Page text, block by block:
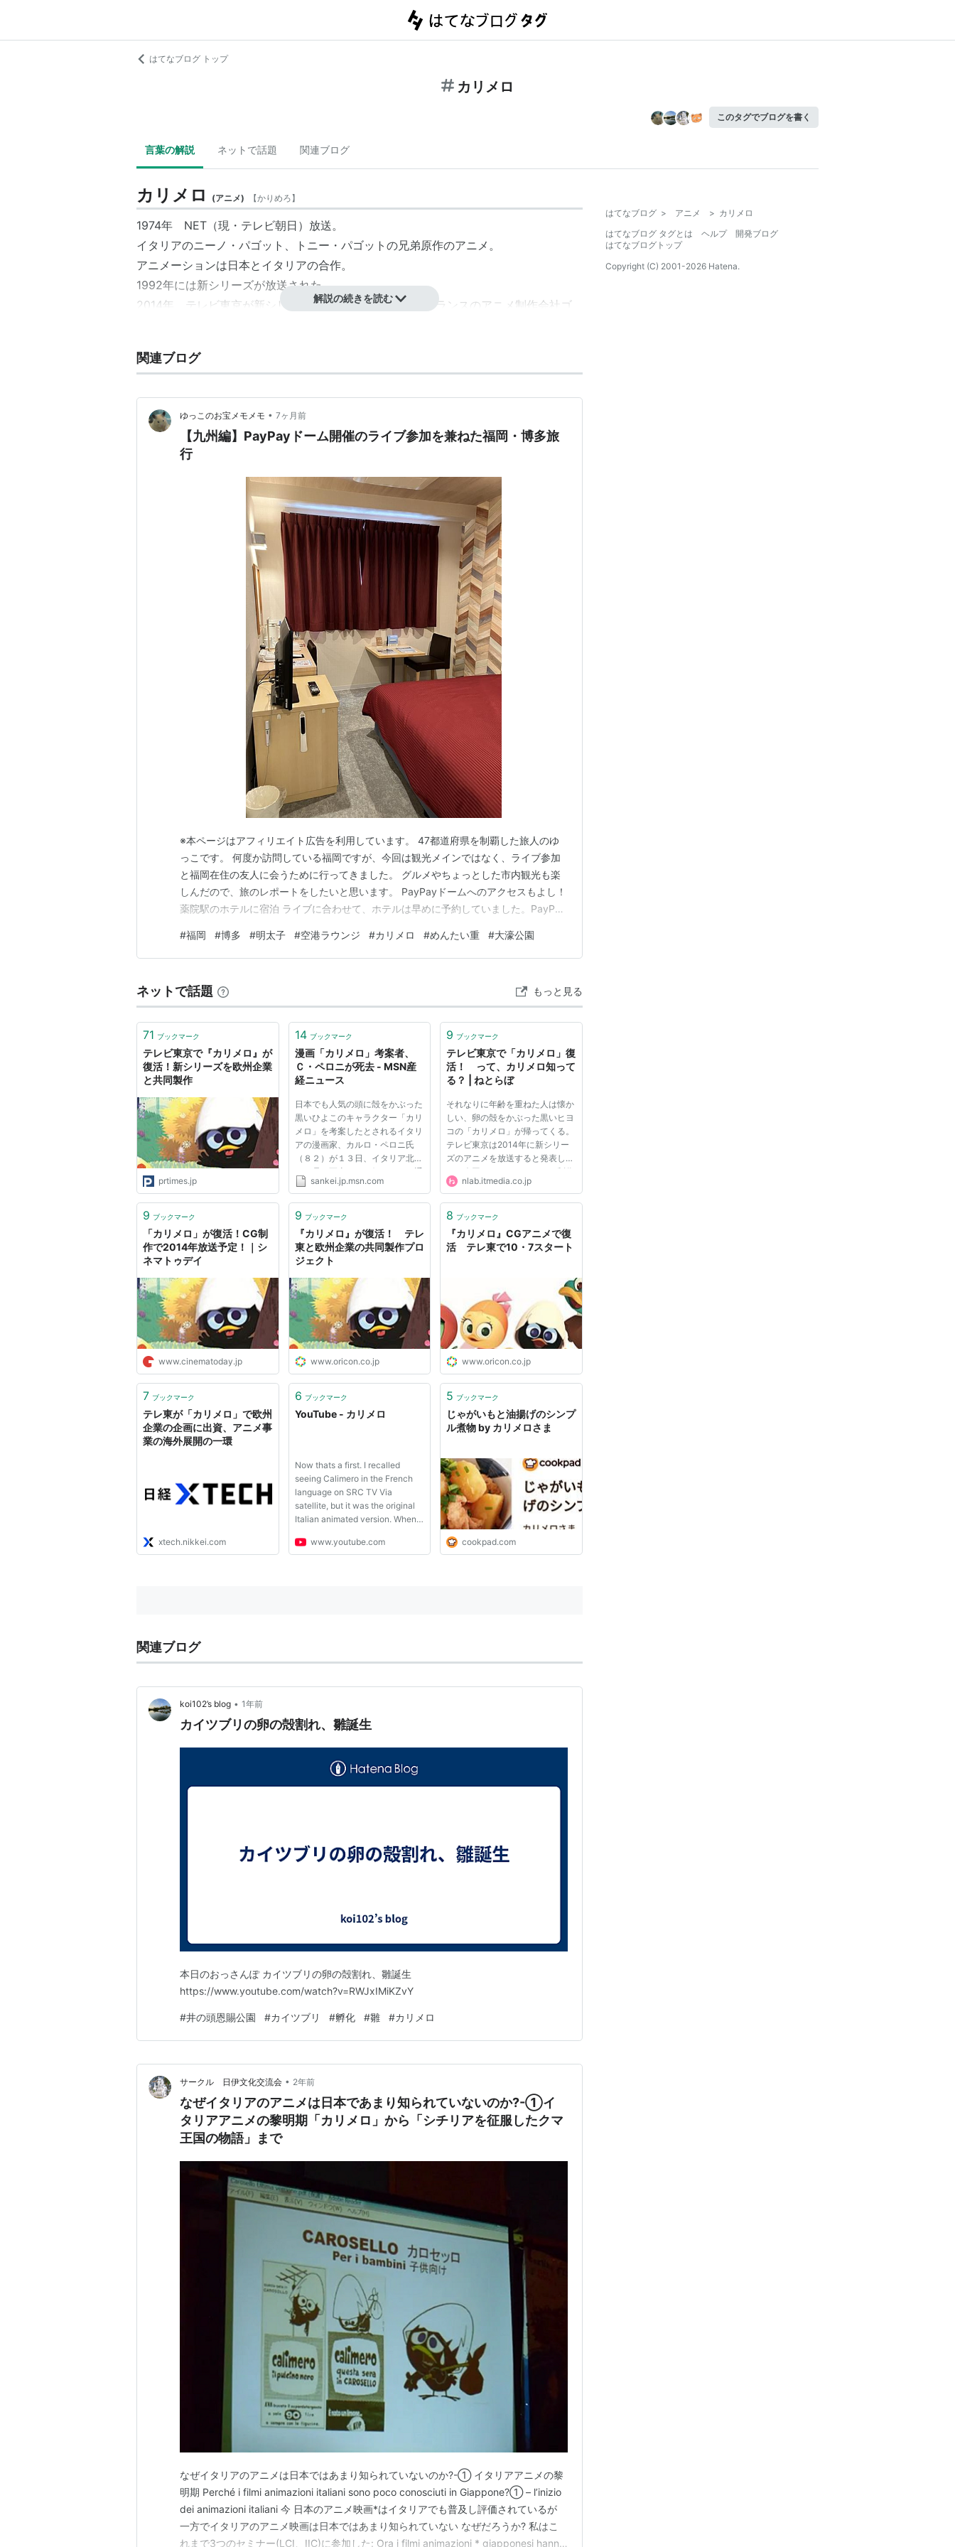
はてなブログ トップ
カリメロ
このタグでブログを書く
言葉の解説 ネットで話題 関連ブログ
カリメロ (アニメ) 【かりめろ】
1974年 NET（現・テレビ朝日）放送。
イタリアのニーノ・パゴット、トニー・パゴットの兄弟原作のアニメ。
アニメーションは日本とイタリアの合作。
1992年には新シリーズが放送された。
2014年、テレビ東京が新シリーズのアニメを放送する。フランスのアニメ制作会社ゴ
あらすじ
必死でプリシラに気に入られようとすが、いつもプリシラに振り回され…。
プリシラ 野村道子 桂玲子
ピーター 肝付兼太
カリメロの母 野沢雅子
フクロウ先生 八奈見乗児
ジュリアーノ 上田祐司
スージー 佐々木菜摘
解説の続きを読む
関連ブログ
ゆっこのお宝メモメモ • 7ヶ月前
【九州編】PayPayドーム開催のライブ参加を兼ねた福岡・博多旅
行
※本ページはアフィリエイト広告を利用しています。 47都道府県を制覇した旅人のゆ
っこです。 何度か訪問している福岡ですが、今回は観光メインではなく、ライブ参加
と福岡在住の友人に会うために行ってきました。 グルメやちょっとした市内観光も楽
しんだので、旅のレポートをしたいと思います。 PayPayドームへのアクセスもよし！
薬院駅のホテルに宿泊 ライブに合わせて、ホテルは早めに予約していました。PayPay
薬院」に宿泊しました。 西日本鉄道、福岡市営地下鉄の両線が使え、どちらからも徒
歩ですぐの場所にホテルがあります。天神や…
#福岡 #博多 #明太子 #空港ラウンジ #カリメロ #めんたい重 #大濠公園
ネットで話題 もっと見る
71 ブックマーク
テレビ東京で『カリメロ』が
復活！新シリーズを欧州企業
と共同製作
prtimes.jp
14 ブックマーク
漫画「カリメロ」考案者、
Ｃ・ペロニが死去 - MSN産
経ニュース
日本でも人気の頭に殻をかぶった
黒いひよこのキャラクター「カリ
メロ」を考案したとされるイタリ
アの漫画家、カルロ・ペロニ氏
（８２）が１３日、イタリア北部
コモ県で死去した。伊ＡＮＳＡ通
信によると、中部セニガリアで生
ット兄弟のアニメ制作会社に勤め
sankei.jp.msn.com
9 ブックマーク
テレビ東京で「カリメロ」復
活！ って、カリメロ知って
る？ | ねとらぼ
それなりに年齢を重ねた人は懐か
しい、卵の殻をかぶった黒いヒヨ
コの「カリメロ」が帰ってくる。
テレビ東京は2014年に新シリー
ズのアニメを放送すると発表し
た。今回はフランスのアニメ制作
会社ゴーモンアニメーションとの
フィックスで描かれるとのこと。
nlab.itmedia.co.jp
9 ブックマーク
「カリメロ」が復活！CG制
作で2014年放送予定！｜シ
ネマトゥデイ
www.cinematoday.jp
9 ブックマーク
『カリメロ』が復活！ テレ
東と欧州企業の共同製作プロ
ジェクト
www.oricon.co.jp
8 ブックマーク
『カリメロ』CGアニメで復
活 テレ東で10・7スタート
www.oricon.co.jp
7 ブックマーク
テレ東が「カリメロ」で欧州
企業の企画に出資、アニメ事
業の海外展開の一環
xtech.nikkei.com
6 ブックマーク
YouTube - カリメロ
Now thats a first. I recalled
seeing Calimero in the French
language on SRC TV Via
satellite, but it was the original
Italian animated version. When
out? Also a recalled a eariler
www.youtube.com
5 ブックマーク
じゃがいもと油揚げのシンプ
ル煮物 by カリメロさま
cookpad.com
関連ブログ
koi102’s blog • 1年前
カイツブリの卵の殻割れ、雛誕生
本日のおっさんぽ カイツブリの卵の殻割れ、雛誕生
https://www.youtube.com/watch?v=RWJxIMiKZvY
#井の頭恩賜公園 #カイツブリ #孵化 #雛 #カリメロ
サークル 日伊文化交流会 • 2年前
なぜイタリアのアニメは日本であまり知られていないのか?-①イ
タリアアニメの黎明期「カリメロ」から「シチリアを征服したクマ
王国の物語」まで
なぜイタリアのアニメは日本ではあまり知られていないのか?-① イタリアアニメの黎
明期 Perché i filmi animazioni italiani sono poco conosciuti in Giappone?① – l’inizio
dei animazioni italiani 今 日本のアニメ映画*はイタリアでも普及し評価されているが
一方でイタリアのアニメ映画は日本ではあまり知られていない なぜだろうか? 私はこ
れまで3つのセミナー(LCI、IIC)に参加した: Ora i filmi animazioni * giapponesi hanno
はてなブログ > アニメ > カリメロ
はてなブログ タグとは
ヘルプ
開発ブログ
はてなブログトップ
Copyright (C) 2001-2026 Hatena.